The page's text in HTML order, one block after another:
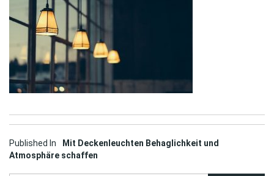
Post
Published In
Mit Deckenleuchten Behaglichkeit und
Atmosphäre schaffen